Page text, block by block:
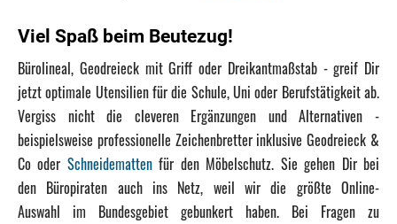
Viel Spaß beim Beutezug!
Bürolineal, Geodreieck mit Griff oder Dreikantmaßstab - greif Dir
jetzt optimale Utensilien für die Schule, Uni oder Berufstätigkeit ab.
Vergiss nicht die cleveren Ergänzungen und Alternativen -
beispielsweise professionelle Zeichenbretter inklusive Geodreieck &
Co oder Schneidemattenfür den Möbelschutz. Sie gehen Dir bei
den Büropiraten auch ins Netz, weil wir die größte Online-
Auswahl im Bundesgebiet gebunkert haben. Bei Fragen zu